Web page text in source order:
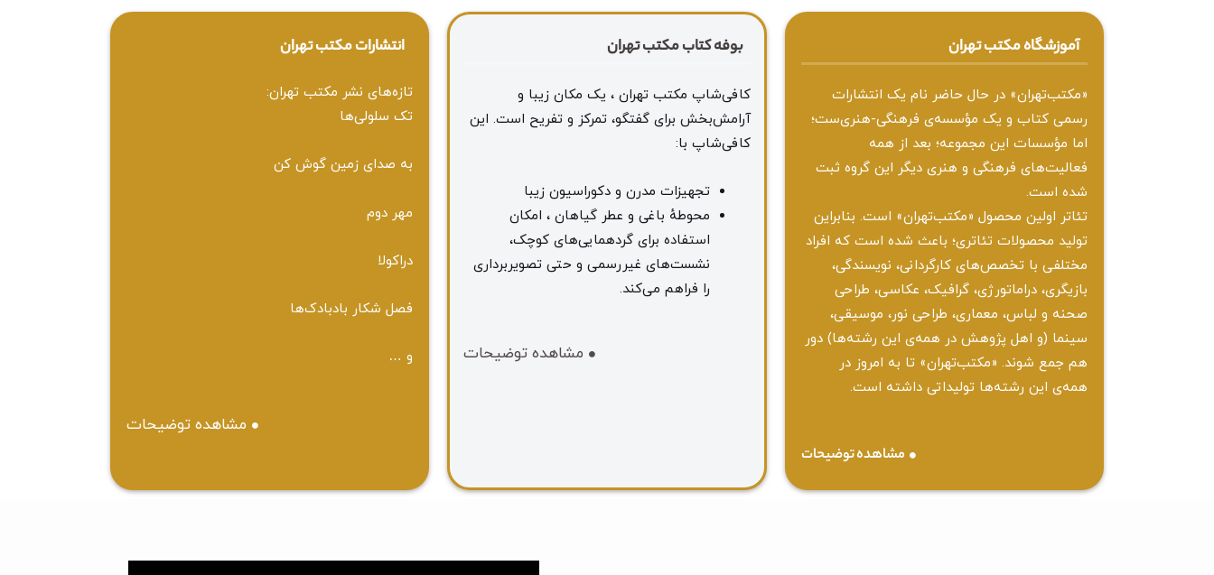
آموزشگاه مکتب تهران
«مکتب‌تهران» در حال حاضر نام یک انتشارات
رسمی کتاب و یک مؤسسه‌ی فرهنگی-هنری‌ست؛
اما مؤسسات این مجموعه؛ بعد از همه‌
فعالیت‌های فرهنگی و هنری دیگر این گروه ثبت
شده است.
تئاتر اولین محصول «مکتب‌تهران» است. بنابراین
تولید محصولات تئاتری؛ باعث شده است که افراد
مختلفی با تخصص‌های کارگردانی، نویسندگی،
بازیگری، دراماتورژی، گرافیک، عکاسی، طراحی
‌صحنه و لباس، معماری، طراحی نور، موسیقی،
سینما (و اهل پژوهش در همه‌ی این رشته‌ها) دور
هم جمع شوند. «مکتب‌تهران» تا به امروز در
همه‌ی این رشته‌ها تولیداتی داشته است.
مشاهده توضیحات
بوفه کتاب مکتب تهران
کافی‌شاپ مکتب تهران ، یک مکان زیبا و
آرامش‌بخش برای گفتگو، تمرکز و تفریح است. این
کافی‌شاپ با:
تجهیزات مدرن و دکوراسیون زیبا
محوطهٔ باغی و عطر گیاهان ، امکان
استفاده برای گردهمایی‌های کوچک،
نشست‌های غیررسمی و حتی تصویربرداری
را فراهم می‌کند.
مشاهده توضیحات
انتشارات مکتب تهران
تازه‌های نشر مکتب تهران:
تک سلولی‌ها
به صدای زمین گوش کن
مهر دوم
دراکولا
فصل شکار بادبادک‌ها
و …
مشاهده توضیحات